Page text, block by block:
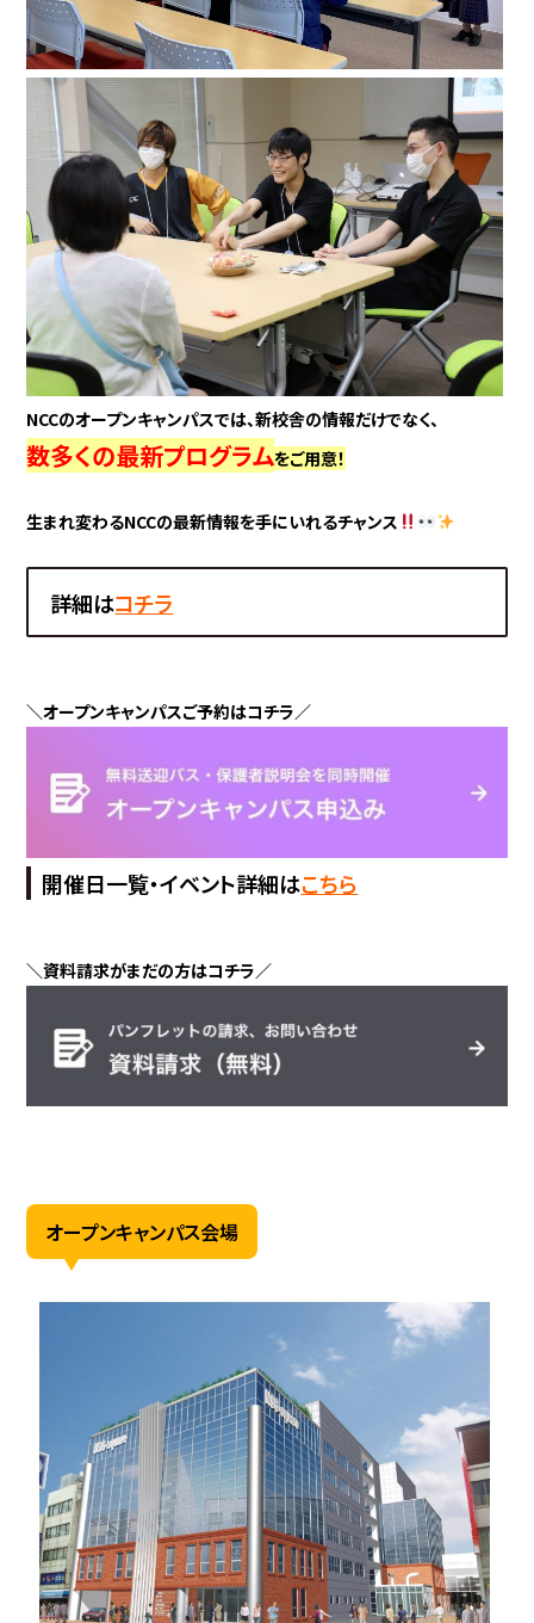
NCCのオープンキャンパスでは、新校舎の情報だけでなく、
数多くの最新プログラムをご用意！
生まれ変わるNCCの最新情報を手にいれるチャンス
詳細はコチラ
＼オープンキャンパスご予約はコチラ／
開催日一覧・イベント詳細はこちら
＼資料請求がまだの方はコチラ／
オープンキャンパス会場